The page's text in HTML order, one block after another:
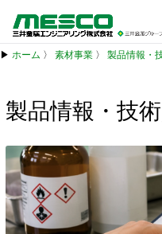
▶ ホーム 〉 素材事業 〉 製品情報・
製品情報・技